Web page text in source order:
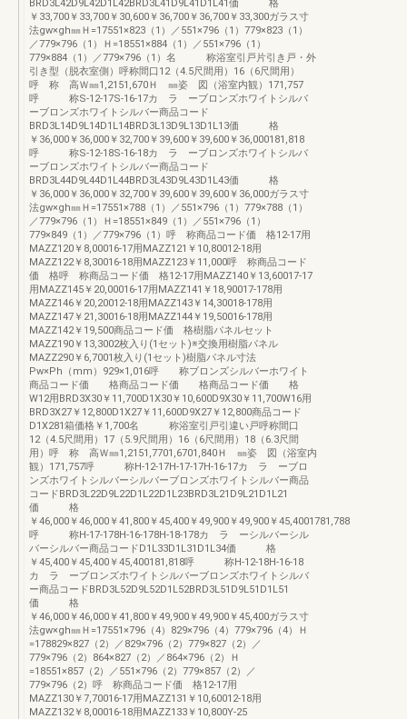
BRD3L42D9L42D1L42BRD3L41D9L41D1L41価 格
￥33,700￥33,700￥30,600￥36,700￥36,700￥33,300ガラス寸
法gw×gh㎜Ｈ=17551×823（1）／551×796（1）779×823（1）
／779×796（1）Ｈ=18551×884（1）／551×796（1）
779×884（1）／779×796（1）名 称浴室引戸片引き戸・外
引き型（脱衣室側）呼称間口12（4.5尺間用）16（6尺間用）
呼 称 高Ｗ㎜1,2151,670Ｈ ㎜姿 図（浴室内観）171,757
呼 称S-12-17S-16-17カ ラ ーブロンズホワイトシルバ
ーブロンズホワイトシルバー商品コード
BRD3L14D9L14D1L14BRD3L13D9L13D1L13価 格
￥36,000￥36,000￥32,700￥39,600￥39,600￥36,000181,818
呼 称S-12-18S-16-18カ ラ ーブロンズホワイトシルバ
ーブロンズホワイトシルバー商品コード
BRD3L44D9L44D1L44BRD3L43D9L43D1L43価 格
￥36,000￥36,000￥32,700￥39,600￥39,600￥36,000ガラス寸
法gw×gh㎜Ｈ=17551×788（1）／551×796（1）779×788（1）
／779×796（1）Ｈ=18551×849（1）／551×796（1）
779×849（1）／779×796（1）呼 称商品コード価 格12-17用
MAZZ120￥8,00016-17用MAZZ121￥10,80012-18用
MAZZ122￥8,30016-18用MAZZ123￥11,000呼 称商品コード
価 格呼 称商品コード価 格12-17用MAZZ140￥13,60017-17
用MAZZ145￥20,00016-17用MAZZ141￥18,90017-178用
MAZZ146￥20,20012-18用MAZZ143￥14,30018-178用
MAZZ147￥21,30016-18用MAZZ144￥19,50016-178用
MAZZ142￥19,500商品コード価 格樹脂パネルセット
MAZZ190￥13,3002枚入り(1セット)※交換用樹脂パネル
MAZZ290￥6,7001枚入り(1セット)樹脂パネル寸法
Pw×Ph（mm）929×1,016呼 称ブロンズシルバーホワイト
商品コード価 格商品コード価 格商品コード価 格
W12用BRD3X30￥11,700D1X30￥10,600D9X30￥11,700W16用
BRD3X27￥12,800D1X27￥11,600D9X27￥12,800商品コード
D1X281箱価格￥1,700名 称浴室引戸引違い戸呼称間口
12（4.5尺間用）17（5.9尺間用）16（6尺間用）18（6.3尺間
用）呼 称 高Ｗ㎜1,2151,7701,6701,840Ｈ ㎜姿 図（浴室内
観）171,757呼 称H-12-17H-17-17H-16-17カ ラ ーブロ
ンズホワイトシルバーシルバーブロンズホワイトシルバー商品
コードBRD3L22D9L22D1L22D1L23BRD3L21D9L21D1L21
価 格
￥46,000￥46,000￥41,800￥45,400￥49,900￥49,900￥45,4001781,788
呼 称H-17-178H-16-178H-18-178カ ラ ーシルバーシル
バーシルバー商品コードD1L33D1L31D1L34価 格
￥45,400￥45,400￥45,400181,818呼 称H-12-18H-16-18
カ ラ ーブロンズホワイトシルバーブロンズホワイトシルバ
ー商品コードBRD3L52D9L52D1L52BRD3L51D9L51D1L51
価 格
￥46,000￥46,000￥41,800￥49,900￥49,900￥45,400ガラス寸
法gw×gh㎜Ｈ=17551×796（4）829×796（4）779×796（4）Ｈ
=178829×827（2）／829×796（2）779×827（2）／
779×796（2）864×827（2）／864×796（2）Ｈ
=18551×857（2）／551×796（2）779×857（2）／
779×796（2）呼 称商品コード価 格12-17用
MAZZ130￥7,70016-17用MAZZ131￥10,60012-18用
MAZZ132￥8,00016-18用MAZZ133￥10,800Y-25